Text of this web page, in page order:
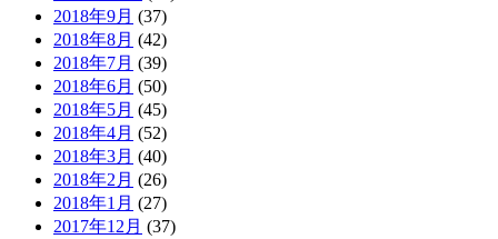
2018年9月 (37)
2018年8月 (42)
2018年7月 (39)
2018年6月 (50)
2018年5月 (45)
2018年4月 (52)
2018年3月 (40)
2018年2月 (26)
2018年1月 (27)
2017年12月 (37)